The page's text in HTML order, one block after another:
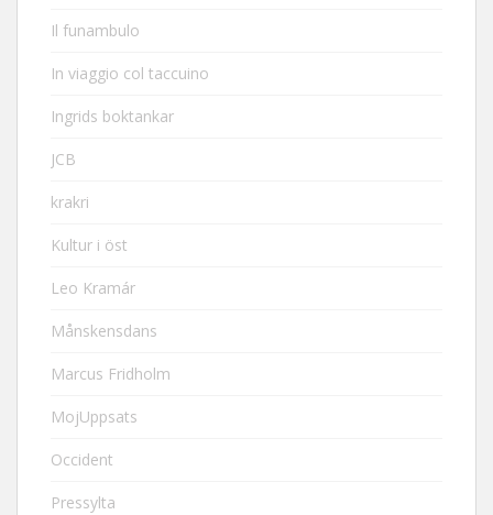
Il funambulo
In viaggio col taccuino
Ingrids boktankar
JCB
krakri
Kultur i öst
Leo Kramár
Månskensdans
Marcus Fridholm
MojUppsats
Occident
Pressylta